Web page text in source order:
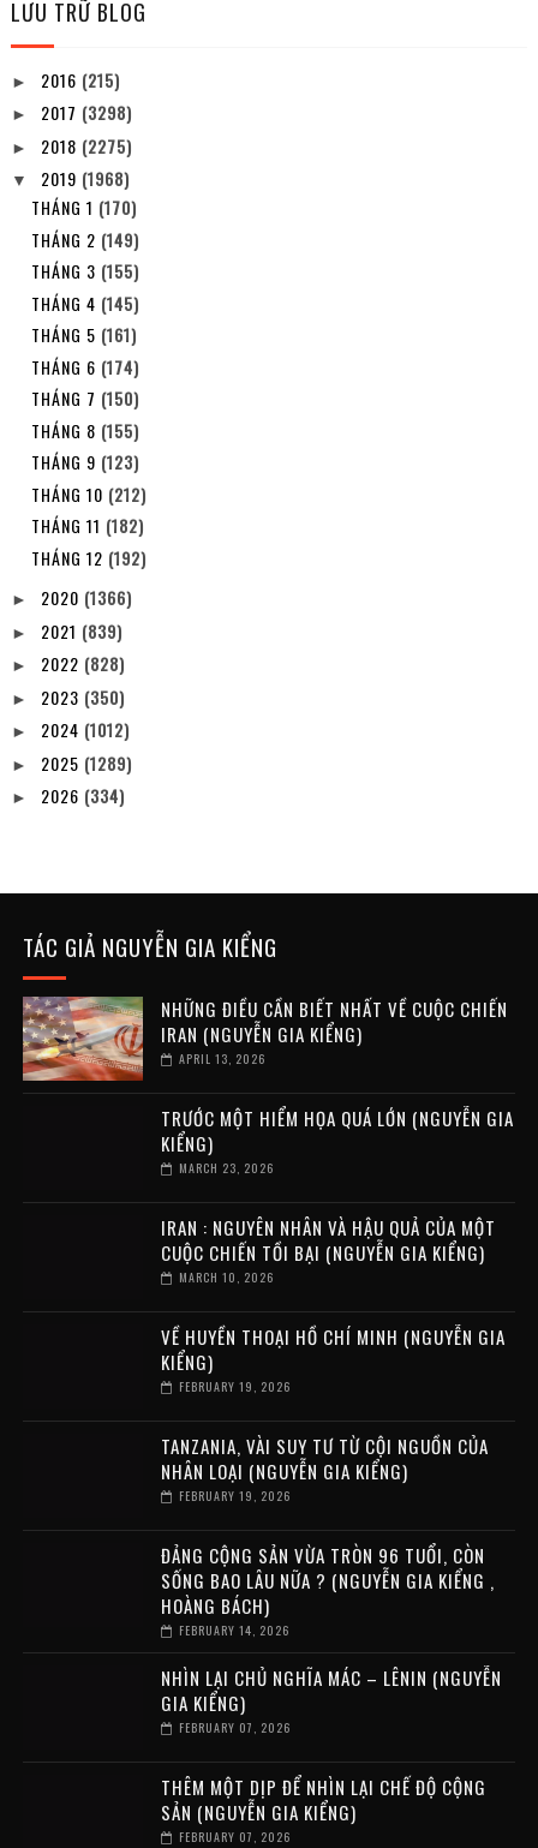
LƯU TRỮ BLOG
► 2016 (215)
► 2017 (3298)
► 2018 (2275)
▼ 2019 (1968)
THÁNG 1 (170)
THÁNG 2 (149)
THÁNG 3 (155)
THÁNG 4 (145)
THÁNG 5 (161)
THÁNG 6 (174)
THÁNG 7 (150)
THÁNG 8 (155)
THÁNG 9 (123)
THÁNG 10 (212)
THÁNG 11 (182)
THÁNG 12 (192)
► 2020 (1366)
► 2021 (839)
► 2022 (828)
► 2023 (350)
► 2024 (1012)
► 2025 (1289)
► 2026 (334)
TÁC GIẢ NGUYỄN GIA KIỂNG
NHỮNG ĐIỀU CẦN BIẾT NHẤT VỀ CUỘC CHIẾN
IRAN (NGUYỄN GIA KIỂNG)
APRIL 13, 2026
TRƯỚC MỘT HIỂM HỌA QUÁ LỚN (NGUYỄN GIA
KIỂNG)
MARCH 23, 2026
IRAN : NGUYÊN NHÂN VÀ HẬU QUẢ CỦA MỘT
CUỘC CHIẾN TỒI BẠI (NGUYỄN GIA KIỂNG)
MARCH 10, 2026
VỀ HUYỀN THOẠI HỒ CHÍ MINH (NGUYỄN GIA
KIỂNG)
FEBRUARY 19, 2026
TANZANIA, VÀI SUY TƯ TỪ CỘI NGUỒN CỦA
NHÂN LOẠI (NGUYỄN GIA KIỂNG)
FEBRUARY 19, 2026
ĐẢNG CỘNG SẢN VỪA TRÒN 96 TUỔI, CÒN
SỐNG BAO LÂU NỮA ? (NGUYỄN GIA KIỂNG ,
HOÀNG BÁCH)
FEBRUARY 14, 2026
NHÌN LẠI CHỦ NGHĨA MÁC – LÊNIN (NGUYỄN
GIA KIỂNG)
FEBRUARY 07, 2026
THÊM MỘT DỊP ĐỂ NHÌN LẠI CHẾ ĐỘ CỘNG
SẢN (NGUYỄN GIA KIỂNG)
FEBRUARY 07, 2026